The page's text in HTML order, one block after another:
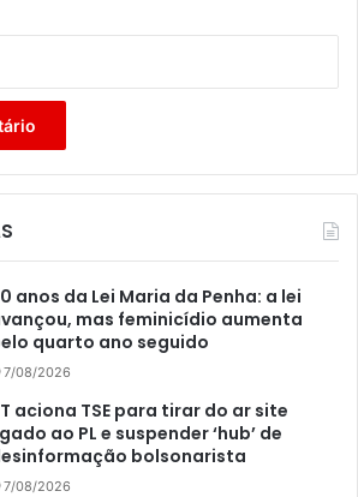
anos da Lei Maria da Penha: a lei
mas feminicídio aumenta
quarto ano seguido
7/08/2026
aciona TSE para tirar do ar site
ao PL e suspender ‘hub’ de
bolsonarista
7/08/2026